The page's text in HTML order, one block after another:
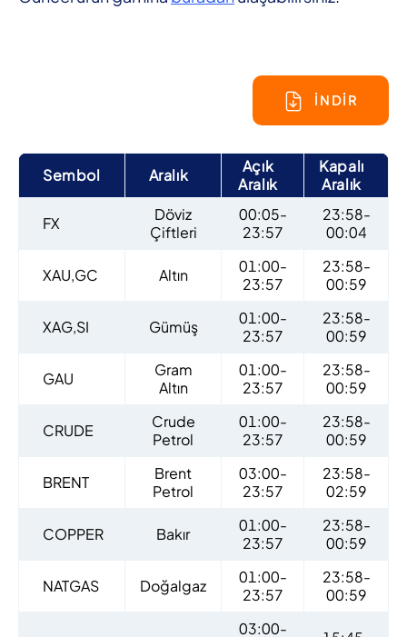
İNDİR
Sembol Aralık
Açık
Aralık
Kapalı
Aralık
FX
Döviz
Çiftleri
00:05-
23:57
23:58-
00:04
XAU,GC Altın
01:00-
23:57
23:58-
00:59
XAG,SI Gümüş
01:00-
23:57
23:58-
00:59
GAU
Gram
Altın
01:00-
23:57
23:58-
00:59
CRUDE
Crude
Petrol
01:00-
23:57
23:58-
00:59
BRENT
Brent
Petrol
03:00-
23:57
23:58-
02:59
COPPER Bakır
01:00-
23:57
23:58-
00:59
NATGAS Doğalgaz
01:00-
23:57
23:58-
00:59
03:00-